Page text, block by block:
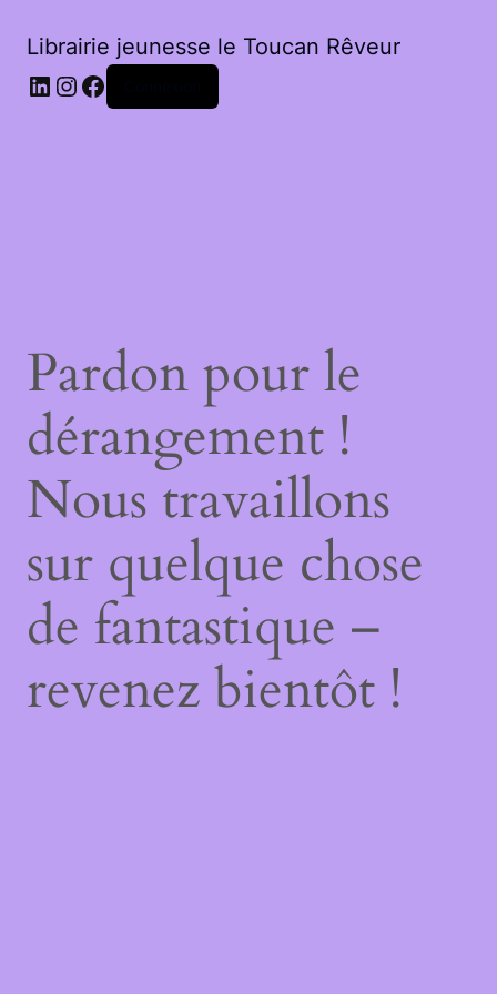
Librairie jeunesse le Toucan Rêveur
LinkedIn
Instagram
Facebook
Pardon pour le
dérangement !
Nous travaillons
sur quelque chose
de fantastique –
revenez bientôt !